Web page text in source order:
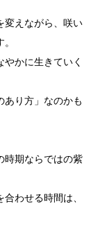
変えながら、咲い
かに生きていく
あり方」なのかも
時期ならではの紫
わせる時間は、